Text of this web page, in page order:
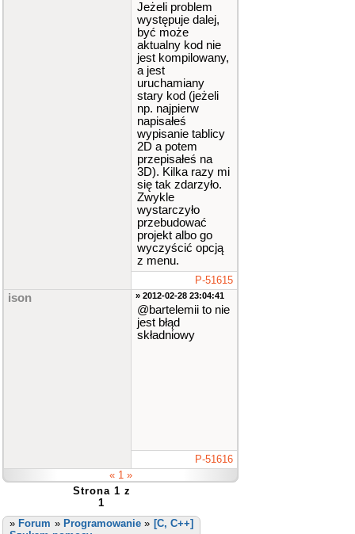
Jeżeli problem
występuje dalej,
być może
aktualny kod nie
jest kompilowany,
a jest
uruchamiany
stary kod (jeżeli
np. najpierw
napisałeś
wypisanie tablicy
2D a potem
przepisałeś na
3D). Kilka razy mi
się tak zdarzyło.
Zwykle
wystarczyło
przebudować
projekt albo go
wyczyścić opcją
z menu.
P-51615
ison » 2012-02-28 23:04:41
@bartelemii to nie
jest błąd
składniowy
P-51616
« 1 »
Strona 1 z
1
» Forum » Programowanie » [C, C++]